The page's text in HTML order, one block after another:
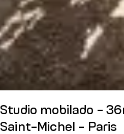
Studio mobilado -
Saint-Michel - Paris